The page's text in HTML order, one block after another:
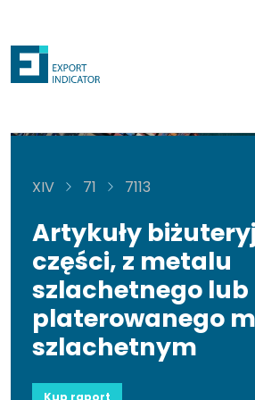
XIV 71 7113
Artykuły
części, z metalu
szlachetnego lub
platerowanego
szlachetnym
Kup raport